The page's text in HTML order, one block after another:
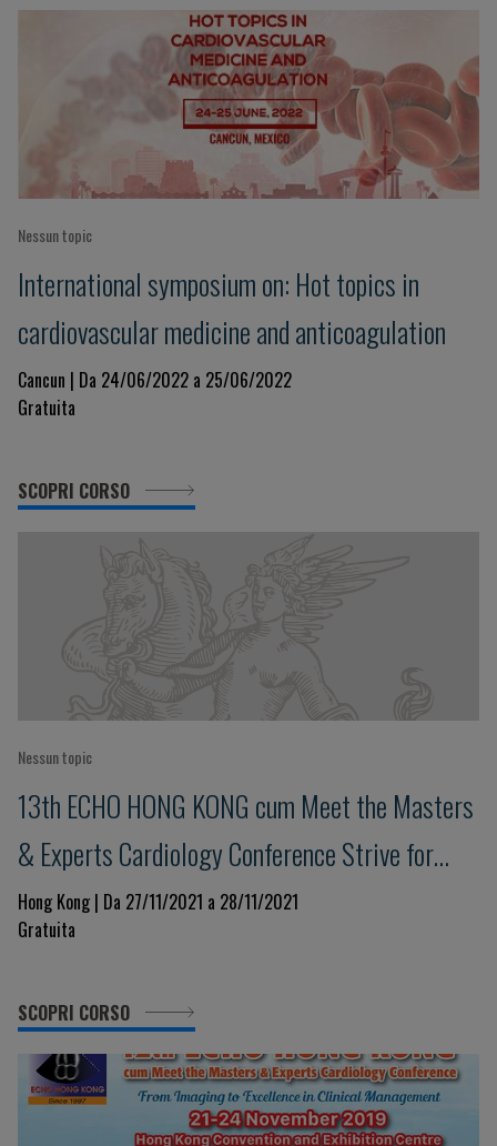
Nessun topic
International symposium on: Hot topics in
cardiovascular medicine and anticoagulation
Cancun | Da 24/06/2022 a 25/06/2022
Gratuita
SCOPRI CORSO
Nessun topic
13th ECHO HONG KONG cum Meet the Masters
& Experts Cardiology Conference Strive for
Clinical Excellence in COVID Pandemic
Hong Kong | Da 27/11/2021 a 28/11/2021
Gratuita
SCOPRI CORSO